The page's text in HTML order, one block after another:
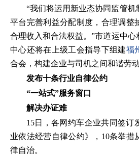
“我们将运用新业态协同监管机
平台完善利益分配制度，合理调整
合理收入和合法权益。”市道运中
中心还将在上级工会指导下组建福
合会，构建企业与司机之间和谐劳动
发布十条行业自律公约
“一站式”服务窗口
解决办证难
15日，各网约车企业共同签订
业依法经营自律公约》，10条举措
律自治。